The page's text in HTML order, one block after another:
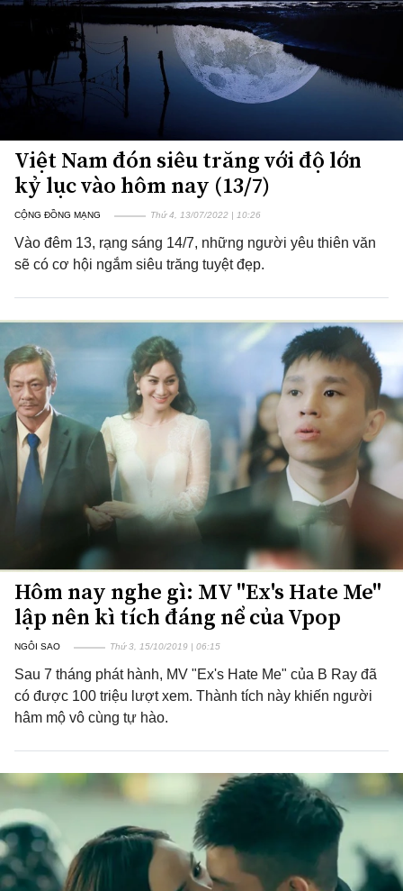
Việt Nam đón siêu trăng với độ lớn
kỷ lục vào hôm nay (13/7)
CỘNG ĐỒNG MẠNG Thứ 4, 13/07/2022 | 10:26
Vào đêm 13, rạng sáng 14/7, những người yêu thiên văn
sẽ có cơ hội ngắm siêu trăng tuyệt đẹp.
Hôm nay nghe gì: MV "Ex's Hate Me"
lập nên kì tích đáng nể của Vpop
NGÔI SAO Thứ 3, 15/10/2019 | 06:15
Sau 7 tháng phát hành, MV "Ex's Hate Me" của B Ray đã
có được 100 triệu lượt xem. Thành tích này khiến người
hâm mộ vô cùng tự hào.